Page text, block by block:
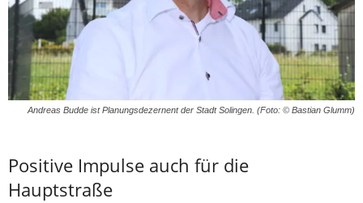
Andreas Budde ist Planungsdezernent der Stadt Solingen. (Foto: © Bastian Glumm)
Positive Impulse auch für die
Hauptstraße